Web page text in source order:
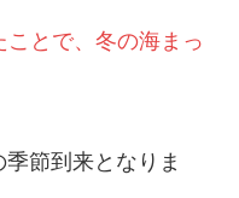
とで、冬の海まっ
節到来となりま